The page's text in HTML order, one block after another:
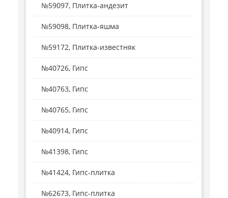
№59097, Плитка-андезит
№59098, Плитка-яшма
№59172, Плитка-известняк
№40726, Гипс
№40763, Гипс
№40765, Гипс
№40914, Гипс
№41398, Гипс
№41424, Гипс-плитка
№62673, Гипс-плитка